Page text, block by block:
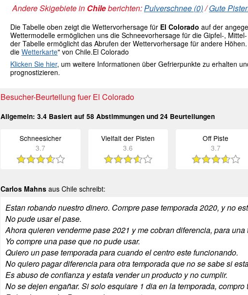
Andere Skigebiete in Chileberichten:Pulverschnee (0)/Gute
Die Tabelle oben zeigt die Wettervorhersage für El Colorado auf der
Wettermodelle ermöglichen uns die Schneevorhersage für die Gipfel-,
der Tabelle ermöglicht das Abrufen der Wettervorhersage für andere
die Wetterkarte" von Chile.El Colorado
Klicken Sie hier, um weitere Informationen über Gefrierpunkte zu erhalten
prognostizieren.
Besucher-Beurteilung fuer El Colorado
Allgemein: 3.4 Basiert auf 58 Abstimmungen und 24 Beurteilungen
Schneesicher
3.7
Vielfalt der Pisten
3.6
Off Piste
3.7
Carlos Mahns aus Chile schreibt:
Estan robando nuestro dinero. Compre pase temporada 2020, y no
No pude usar el pase.
Ahora quieren venderme pase 2021 y me cobran diferencia, para
Yo compre una pase que no pude usar.
Quiero un pase temporada para cuando el centro este funcionando.
No quiero pagar diferencia para otra temporada que no se sabe si
Es abuso de confianza y estafa vender un producto y no cumplir.
No se dejen engañar. Si solo esquiare 1 dia en la temporada, compro